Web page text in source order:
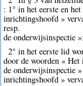
: 1° in het eerste en
inrichtingshoofd »
resp.
de onderwijsinspectie »;
2° in het eerste lid
door de woorden «
de onderwijsinspectie
inrichtingshoofd »